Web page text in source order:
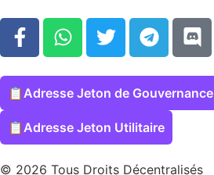
📋 Adresse Jeton de Gouvernance
📋 Adresse Jeton Utilitaire
© 2026 Tous Droits Décentralisés